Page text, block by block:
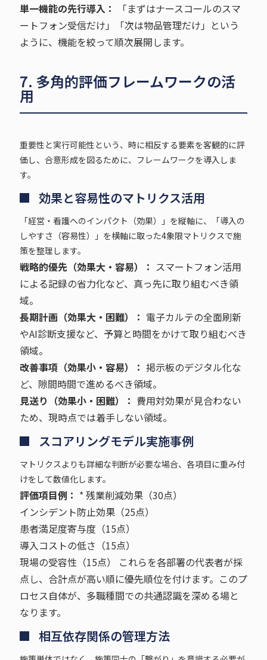
単一機能の先行導入：
「まずはナースコールのスマ
ートフォン受信だけ」「次は物品管理だけ」という
ように、機能を絞って順次展開します。
7. 多角的評価フレームワークの活
用
重要性と実行可能性という、時に相反する要素を客観的に評
価し、合意形成を図るために、フレームワークを導入しま
す。
効果と容易性のマトリクス活用
「経営・看護へのインパクト（効果）」を縦軸に、「導入の
しやすさ（容易性）」を横軸に取った4象限マトリクスで施
策を整理します。
戦略的優先（効果大・容易）： スマートフォン活用
による記録の省力化など、真っ先に取り組むべき領
域。
長期計画（効果大・困難）： 電子カルテの全面刷新
やAI診断支援など、予算と時間をかけて取り組むべき
領域。
改善事項（効果小・容易）： 掲示板のデジタル化な
ど、隙間時間で進めるべき領域。
見送り（効果小・困難）： 費用対効果が見合わない
ため、現時点では着手しない領域。
スコアリングモデル実施事例
マトリクスよりも詳細な判断が必要な場合、各項目に重み付
けをして数値化します。
評価項目例： * 残業削減効果（30点）
インシデント防止効果（25点）
患者満足度寄与度（15点）
導入コストの低さ（15点）
現場の受容性（15点） これらを各部署の代表者が採
点し、合計点が高い順に優先順位を付けます。このプ
ロセス自体が、多職種間での共通認識を深める場と
なります。
相互依存関係の管理方法